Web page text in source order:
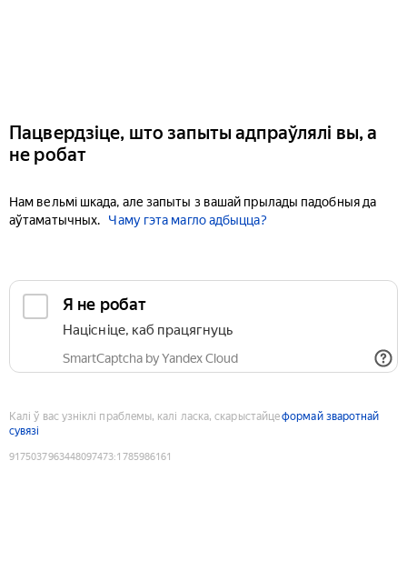
Пацвердзіце, што запыты адпраўлялі вы, а
не робат
Нам вельмі шкада, але запыты з вашай прылады падобныя да
аўтаматычных.
Чаму гэта магло адбыцца?
Я не робат
Націсніце, каб працягнуць
SmartCaptcha by Yandex Cloud
Калі ў вас узніклі праблемы, калі ласка, скарыстайцеформай зваротнай
сувязі
9175037963448097473:1785986161